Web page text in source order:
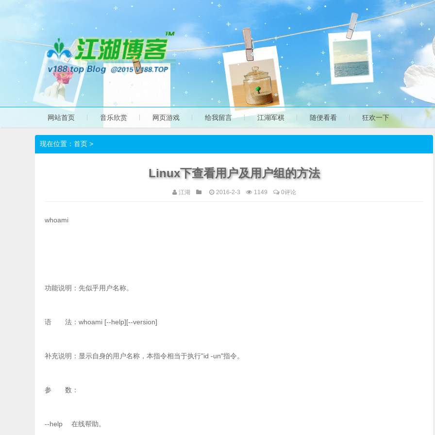
网站首页 音乐欣赏 网页游戏 给我留言 江湖军棋 随便看看 狂欢一下
现在位置： 首页 >
Linux下查看用户及用户组的方法
江湖 2016-2-3 1149 0评论
whoami
功能说明：先似乎用户名称。
语 法：whoami [--help][--version]
补充说明：显示自身的用户名称，本指令相当于执行"id -un"指令。
参 数：
--help 在线帮助。